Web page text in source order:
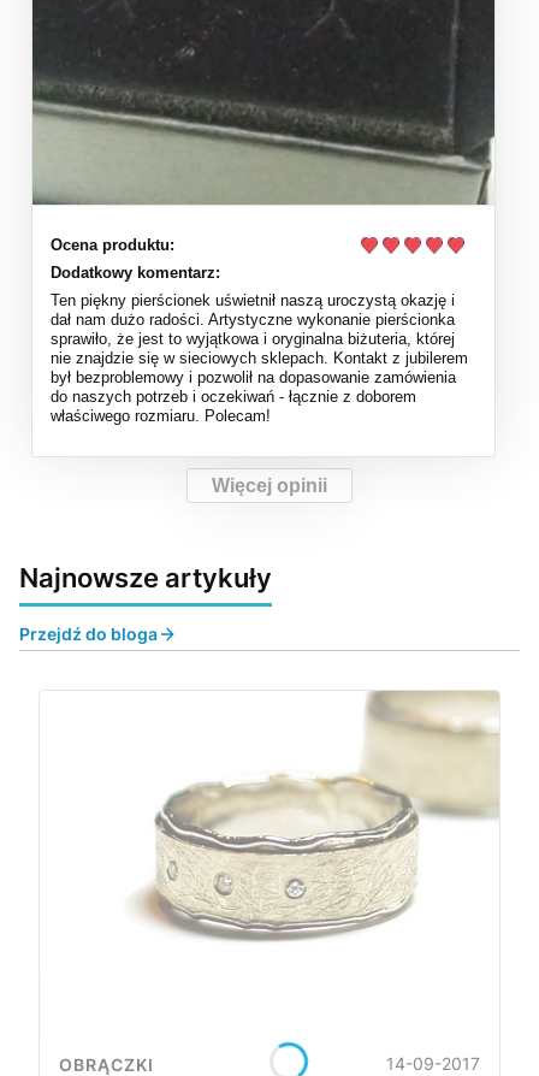
Ocena produktu:
Dodatkowy komentarz:
Ten piękny pierścionek uświetnił naszą uroczystą okazję i
dał nam dużo radości. Artystyczne wykonanie pierścionka
sprawiło, że jest to wyjątkowa i oryginalna biżuteria, której
nie znajdzie się w sieciowych sklepach. Kontakt z jubilerem
był bezproblemowy i pozwolił na dopasowanie zamówienia
do naszych potrzeb i oczekiwań - łącznie z doborem
właściwego rozmiaru. Polecam!
Więcej opinii
Najnowsze artykuły
Przejdź do bloga
OBRĄCZKI 14-09-2017